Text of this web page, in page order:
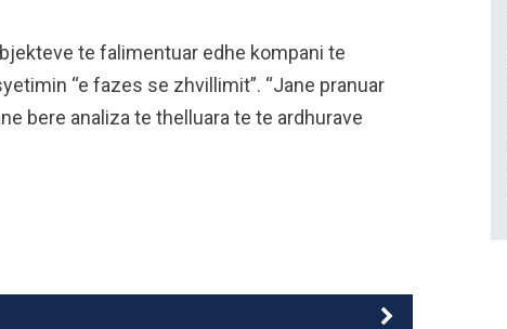
te falimentuar edhe kompani te
“e fazes se zhvillimit”. “Jane pranuar
bere analiza te thelluara te te ardhurave